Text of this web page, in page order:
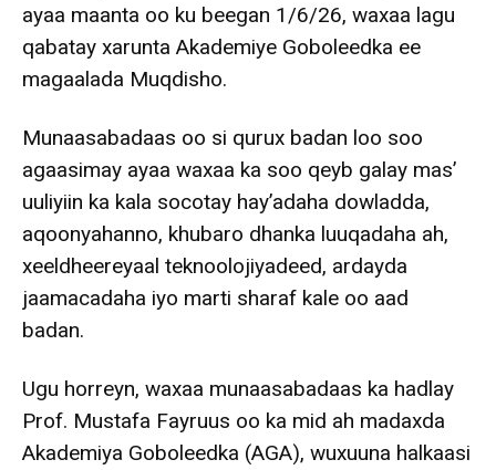
ayaa maanta oo ku beegan 1/6/26, waxaa lagu
qabatay xarunta Akademiye Goboleedka ee
magaalada Muqdisho.
Munaasabadaas oo si qurux badan loo soo
agaasimay ayaa waxaa ka soo qeyb galay mas’
uuliyiin ka kala socotay hay’adaha dowladda,
aqoonyahanno, khubaro dhanka luuqadaha ah,
xeeldheereyaal teknoolojiyadeed, ardayda
jaamacadaha iyo marti sharaf kale oo aad
badan.
Ugu horreyn, waxaa munaasabadaas ka hadlay
Prof. Mustafa Fayruus oo ka mid ah madaxda
Akademiya Goboleedka (AGA), wuxuuna halkaasi